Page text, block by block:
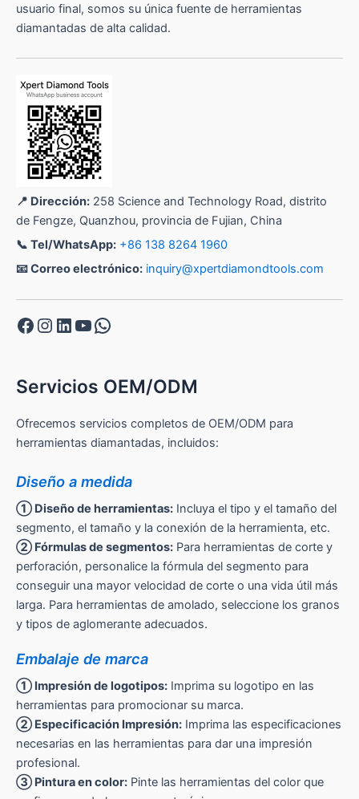
usuario final, somos su única fuente de herramientas
diamantadas de alta calidad.
📍 Dirección: 258 Science and Technology Road, distrito
de Fengze, Quanzhou, provincia de Fujian, China
📞 Tel/WhatsApp: +86 138 8264 1960
📧 Correo electrónico: inquiry@xpertdiamondtools.com
Facebook
Instagram
LinkedIn
YouTube
WhatsApp
Servicios OEM/ODM
Ofrecemos servicios completos de OEM/ODM para
herramientas diamantadas, incluidos:
Diseño a medida
① Diseño de herramientas: Incluya el tipo y el tamaño del
segmento, el tamaño y la conexión de la herramienta, etc.
② Fórmulas de segmentos: Para herramientas de corte y
perforación, personalice la fórmula del segmento para
conseguir una mayor velocidad de corte o una vida útil más
larga. Para herramientas de amolado, seleccione los granos
y tipos de aglomerante adecuados.
Embalaje de marca
① Impresión de logotipos: Imprima su logotipo en las
herramientas para promocionar su marca.
② Especificación Impresión: Imprima las especificaciones
necesarias en las herramientas para dar una impresión
profesional.
③ Pintura en color: Pinte las herramientas del color que